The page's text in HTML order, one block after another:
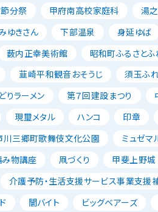
分祭 甲府南高校家庭科
湯
ゆきさん 下部温泉 身延ゆば
薮内正幸美術館
昭和町ふるさとふ
韮崎平和観音おそうじ
須玉ふ
りラーメン 第７回建設まつり
現璽メタル ハンコ 印章
川三郷町歌舞伎文化公園
ミュゼマ
物講座 凧づくり 甲斐上野城
介護予防・生活支援サービス事業支援
闇バイト ビッグベアーズ